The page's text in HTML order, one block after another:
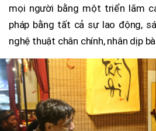
mọi người bằng một triển lãm
pháp bằng tất cả sự lao động,
nghệ thuật chân chính, nhân dịp